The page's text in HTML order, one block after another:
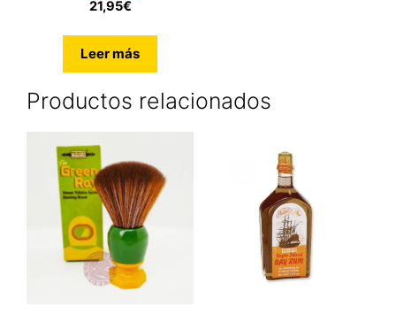
21,95€
Leer más
Productos relacionados